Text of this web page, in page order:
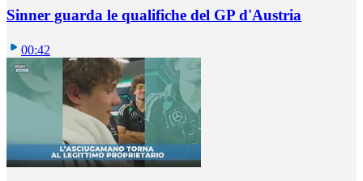
Sinner guarda le qualifiche del GP d'Austria
00:42